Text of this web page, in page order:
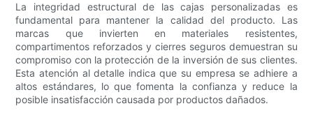
La integridad estructural de las cajas personalizadas es
fundamental para mantener la calidad del producto. Las
marcas que invierten en materiales resistentes,
compartimentos reforzados y cierres seguros demuestran su
compromiso con la protección de la inversión de sus clientes.
Esta atención al detalle indica que su empresa se adhiere a
altos estándares, lo que fomenta la confianza y reduce la
posible insatisfacción causada por productos dañados.